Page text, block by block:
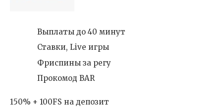
Выплаты до 40 минут
Ставки, Live игры
Фриспины за регу
Прокомод BAR
150% + 100FS на депозит